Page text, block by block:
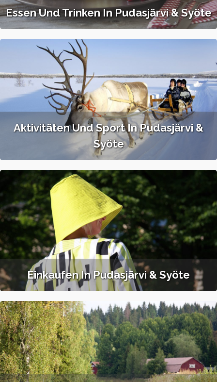
Essen Und Trinken In Pudasjärvi & Syöte
Aktivitäten Und Sport In Pudasjärvi &
Syöte
Einkaufen In Pudasjärvi & Syöte